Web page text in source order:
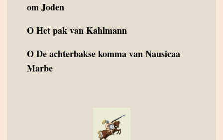
om Joden
OHet pak van Kahlmann
ODe achterbakse komma van Nausicaa
Marbe